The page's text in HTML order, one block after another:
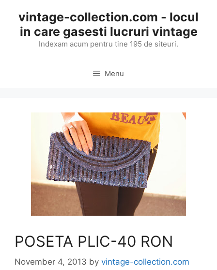
content
vintage-collection.com - locul
in care gasesti lucruri vintage
Indexam acum pentru tine 195 de siteuri.
Menu
POSETA PLIC-40 RON
November 4, 2013 by vintage-collection.com